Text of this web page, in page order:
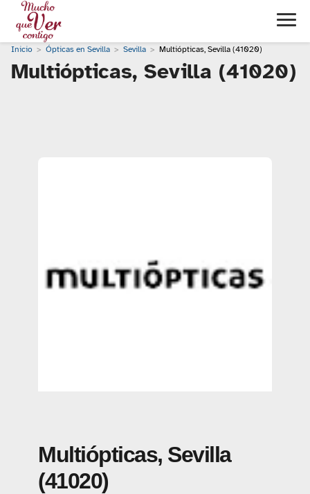
Inicio Ópticas en Sevilla Sevilla Multiópticas, Sevilla (41020)
Multiópticas, Sevilla (41020)
Multiópticas, Sevilla
(41020)